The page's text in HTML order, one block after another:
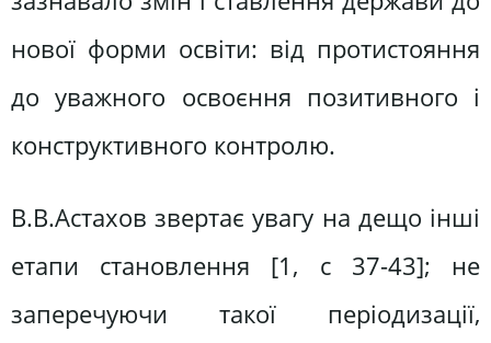
нової форми освіти: від протистояння
до уважного освоєння позитивного і
конструктивного контролю.
В.В.Астахов звертає увагу на дещо інші
етапи становлення [1, с 37-43]; не
заперечуючи такої періодизації,